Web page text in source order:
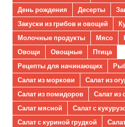
День рождения
Десерты
Закуски из грибов и овощей
Молочные продукты
Мясо
Овощи
Овощные
Птица
Рецепты для начинающих
Салат из моркови
Салат из
Салат из помидоров
Салат из
Салат мясной
Салат с
Салат с куриной грудкой